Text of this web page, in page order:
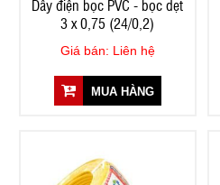
Dây điện bọc PVC - bọc dẹt
3 x 0,75 (24/0,2)
Giá bán: Liên hệ
MUA HÀNG